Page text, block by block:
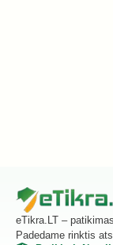
eTikra.LT –
Padedame rinktis